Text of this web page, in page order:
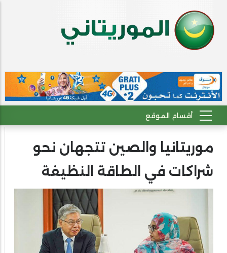
موريتانيا والصين تتجهان نحو
شراكات في الطاقة النظيفة